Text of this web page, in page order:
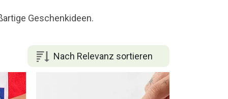
Geschenkideen.
Nach Relevanz sortieren